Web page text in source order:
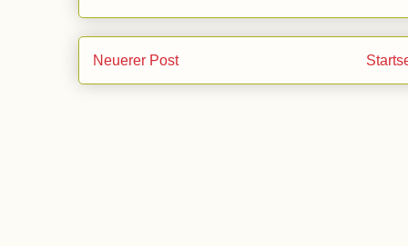
Neuerer Post